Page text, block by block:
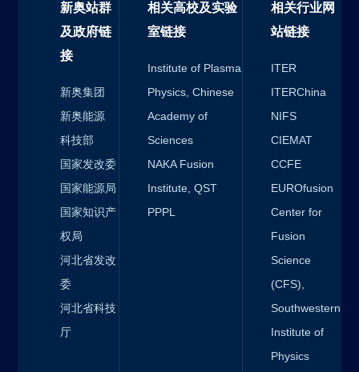
新奥站群
及政府链
接
新奥集团
新奥能源
科技部
国家发改委
国家能源局
国家知识产
权局
河北省发改
委
河北省科技
厅
相关高校及实验
室链接
Institute of Plasma
Physics, Chinese
Academy of
Sciences
NAKA Fusion
Institute, QST
PPPL
相关行业网
站链接
ITER
ITERChina
NIFS
CIEMAT
CCFE
EUROfusion
Center for
Fusion
Science
(CFS),
Southwestern
Institute of
Physics